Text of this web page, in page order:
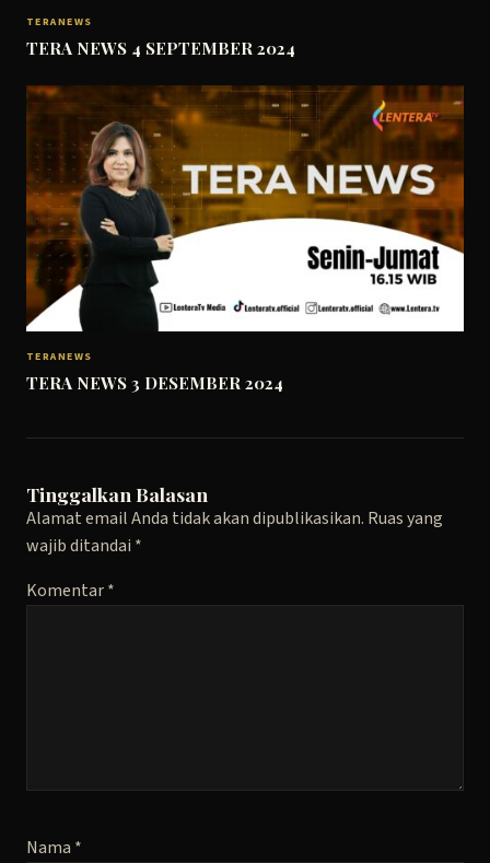
TERANEWS
TERA NEWS 4 SEPTEMBER 2024
TERANEWS
TERA NEWS 3 DESEMBER 2024
Tinggalkan Balasan
Alamat email Anda tidak akan dipublikasikan. Ruas yang
wajib ditandai *
Komentar*
Nama *